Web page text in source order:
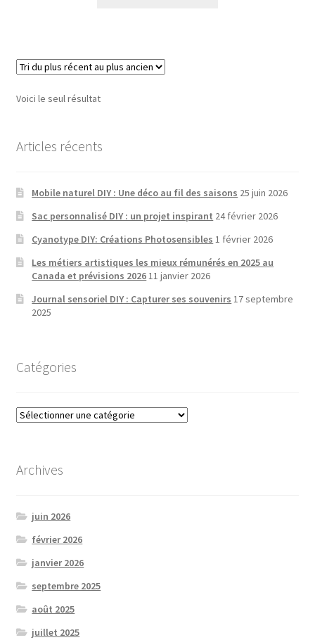
page
de
Voici le seul résultat
Articles récents
Mobile naturel DIY : Une déco au fil des saisons 25 juin 2026
Sac personnalisé DIY : un projet inspirant 24 février 2026
Cyanotype DIY: Créations Photosensibles 1 février 2026
Les métiers artistiques les mieux rémunérés en 2025 au
Canada et prévisions 202611 janvier 2026
Journal sensoriel DIY : Capturer ses souvenirs 17 septembre
2025
Catégories
Catégories
Archives
juin 2026
février 2026
janvier 2026
septembre 2025
août 2025
juillet 2025